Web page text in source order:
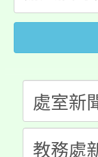
田徑
桃園
視費
半價
者。
大
份教
大溪
份教
淨零
會
115